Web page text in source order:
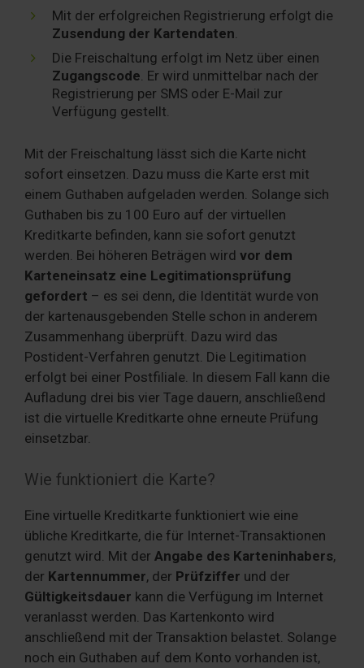
Mit der erfolgreichen Registrierung erfolgt die
Zusendung der Kartendaten
Die Freischaltung erfolgt im Netz über einen
Zugangscode . Er wird unmittelbar nach der
Registrierung per SMS oder E-Mail zur
Verfügung gestellt.
Mit der Freischaltung lässt sich die Karte nicht
sofort einsetzen. Dazu muss die Karte erst mit
einem Guthaben aufgeladen werden. Solange sich
Guthaben bis zu 100 Euro auf der virtuellen
Kreditkarte befinden, kann sie sofort genutzt
werden. Bei höheren Beträgen wird vor dem
Karteneinsatz eine Legitimationsprüfung
gefordert – es sei denn, die Identität wurde von
der kartenausgebenden Stelle schon in anderem
Zusammenhang überprüft. Dazu wird das
Postident-Verfahren genutzt. Die Legitimation
erfolgt bei einer Postfiliale. In diesem Fall kann die
Aufladung drei bis vier Tage dauern, anschließend
ist die virtuelle Kreditkarte ohne erneute Prüfung
einsetzbar.
Wie funktioniert die Karte?
Eine virtuelle Kreditkarte funktioniert wie eine
übliche Kreditkarte, die für Internet-Transaktionen
genutzt wird. Mit der Angabe des Karteninhabers,
der Kartennummer, der Prüfziffer und der
Gültigkeitsdauer kann die Verfügung im Internet
veranlasst werden. Das Kartenkonto wird
anschließend mit der Transaktion belastet. Solange
noch ein Guthaben auf dem Konto vorhanden ist,